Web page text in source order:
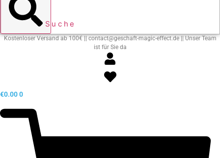
Suche
Kostenloser Versand ab 100€ || contact@geschaft-magic-effect.de || Unser Team
ist für Sie da
€0.000